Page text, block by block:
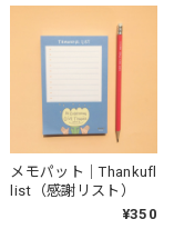
メモパット｜Thankufl
list（感謝リスト）
¥350